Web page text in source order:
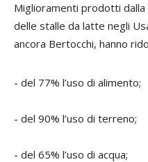
Miglioramenti prodotti
delle stalle da latte negli
ancora Bertocchi, hanno
- del 77% l’uso di alimento;
- del 90% l’uso di terreno;
- del 65% l’uso di acqua;